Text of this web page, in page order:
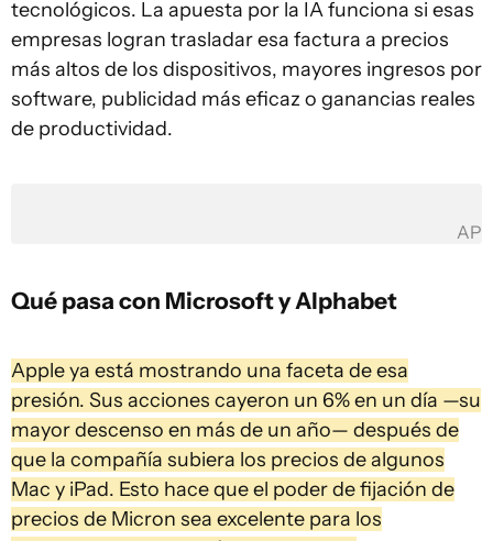
tecnológicos. La apuesta por la IA funciona si esas
empresas logran trasladar esa factura a precios
más altos de los dispositivos, mayores ingresos por
software, publicidad más eficaz o ganancias reales
de productividad.
AP
Qué pasa con Microsoft y Alphabet
Apple ya está mostrando una faceta de esa
presión. Sus acciones cayeron un 6% en un día —su
mayor descenso en más de un año— después de
que la compañía subiera los precios de algunos
Mac y iPad. Esto hace que el poder de fijación de
precios de Micron sea excelente para los